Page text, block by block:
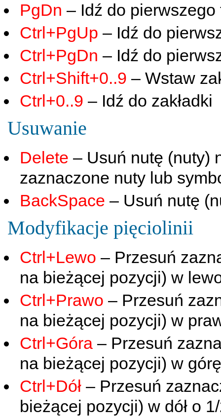
PgDn – Idź do
Ctrl+PgUp – Idź do
Ctrl+PgDn – Idź do
Ctrl+Shift+0..9 – Wstaw
Ctrl+0..9 – Idź do zakładki
Usuwanie
Delete – Usuń nutę (nuty)
zaznaczone nuty lub
BackSpace – Usuń nutę
Modyfikacje pięciolinii
Ctrl+Lewo – Przesuń
na bieżącej pozycji) w
Ctrl+Prawo – Przesuń
na bieżącej pozycji) w
Ctrl+Góra – Przesuń
na bieżącej pozycji) w
Ctrl+Dół – Przesuń
bieżącej pozycji) w dół o